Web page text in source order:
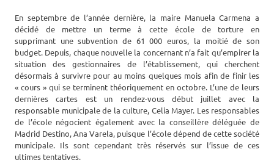
En septembre de l’année dernière, la maire Manuela Carmena a
décidé de mettre un terme à cette école de torture en
supprimant une subvention de 61 000 euros, la moitié de son
budget. Depuis, chaque nouvelle la concernant n’a fait qu’empirer la
situation des gestionnaires de l’établissement, qui cherchent
désormais à survivre pour au moins quelques mois afin de finir les
« cours » qui se terminent théoriquement en octobre. L’une de leurs
dernières cartes est un rendez-vous début juillet avec la
responsable municipale de la culture, Celia Mayer. Les responsables
de l’école négocient également avec la conseillère déléguée de
Madrid Destino, Ana Varela, puisque l’école dépend de cette société
municipale. Ils sont cependant très réservés sur l’issue de ces
ultimes tentatives.